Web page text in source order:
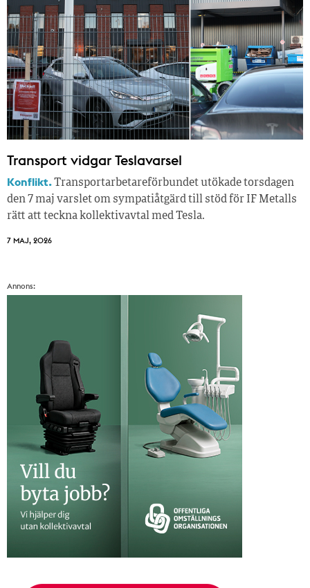
Transport vidgar Teslavarsel
Konflikt.Transportarbetareförbundet utökade torsdagen
den 7 maj varslet om sympatiåtgärd till stöd för IF Metalls
rätt att teckna kollektivavtal med Tesla.
7 MAJ, 2026
Annons: